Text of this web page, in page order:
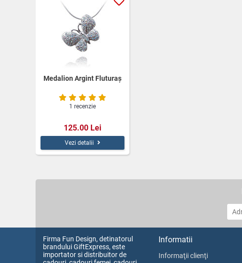
Medalion Argint Fluturaş
1 recenzie
125.00 Lei
Vezi detalii
Firma Fun Design, detinatorul
brandului GiftExpress, este
importator si distribuitor de
Informatii
Informaţii clienţi